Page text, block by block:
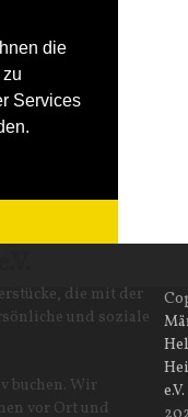
die
Services
die mit der
und soziale
buchen. Wir
vor Ort und
e.V.